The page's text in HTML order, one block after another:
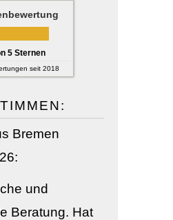
5Sternen
seit 2018
Bremen
und
Beratung. Hat